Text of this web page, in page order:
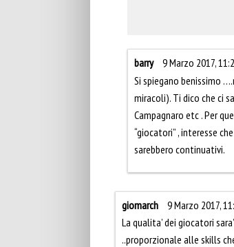
barry
9 Marzo 2017,
Si spiegano benissimo
miracoli). Ti dico che ci
Campagnaro etc . Per
“giocatori” , interesse
sarebbero continuativi.
giomarch
9 Marzo 2017,
La qualita’ dei giocatori
..proporzionale alle skills